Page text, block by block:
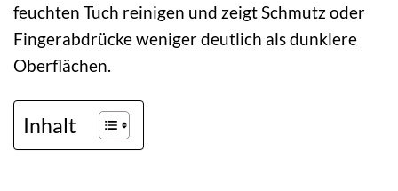
feuchten Tuch reinigen und zeigt Schmutz oder
Fingerabdrücke weniger deutlich als dunklere
Oberflächen.
Inhalt